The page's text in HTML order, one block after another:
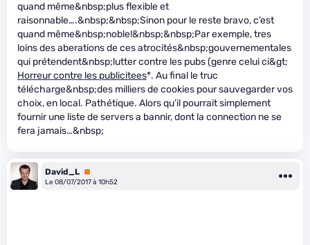
quand même&nbsp;plus flexible et
raisonnable….&nbsp;&nbsp;Sinon pour le reste bravo, c’est
quand même&nbsp;noble!&nbsp;&nbsp;Par exemple, tres
loins des aberations de ces atrocités&nbsp;gouvernementales
qui prétendent&nbsp;lutter contre les pubs (genre celui ci&gt;
Horreur contre les publicitees*. Au final le truc
télécharge&nbsp;des milliers de cookies pour sauvegarder vos
choix, en local. Pathétique. Alors qu’il pourrait simplement
fournir une liste de servers a bannir, dont la connection ne se
fera jamais…&nbsp;
David_L Premium
Le 08/07/2017 à 10h52